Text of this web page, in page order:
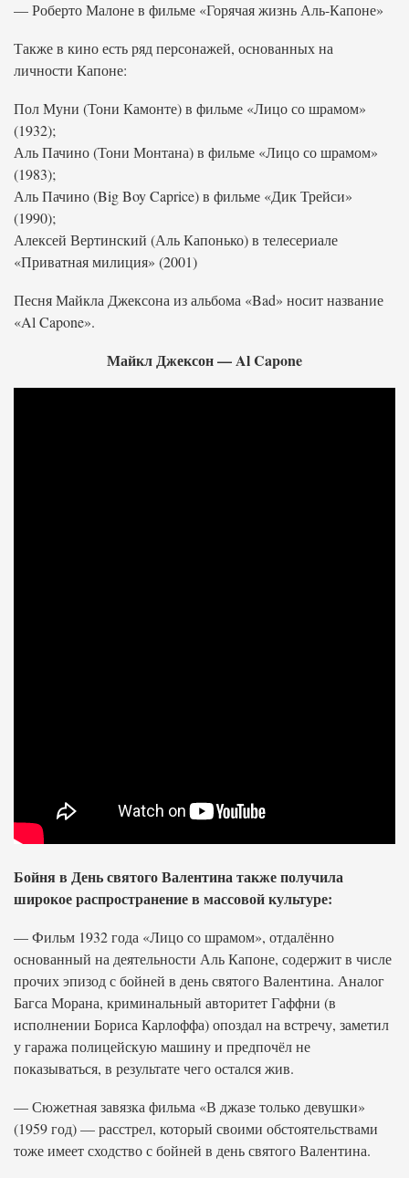
— Роберто Малоне в фильме «Горячая жизнь Аль-Капоне»
Также в кино есть ряд персонажей, основанных на
личности Капоне:
Пол Муни (Тони Камонте) в фильме «Лицо со шрамом»
(1932);
Аль Пачино (Тони Монтана) в фильме «Лицо со шрамом»
(1983);
Аль Пачино (Big Boy Caprice) в фильме «Дик Трейси»
(1990);
Алексей Вертинский (Аль Капонько) в телесериале
«Приватная милиция» (2001)
Песня Майкла Джексона из альбома «Bad» носит название
«Al Capone».
Майкл Джексон — Al Capone
Бойня в День святого Валентина также получила
широкое распространение в массовой культуре:
— Фильм 1932 года «Лицо со шрамом», отдалённо
основанный на деятельности Аль Капоне, содержит в числе
прочих эпизод с бойней в день святого Валентина. Аналог
Багса Морана, криминальный авторитет Гаффни (в
исполнении Бориса Карлоффа) опоздал на встречу, заметил
у гаража полицейскую машину и предпочёл не
показываться, в результате чего остался жив.
— Сюжетная завязка фильма «В джазе только девушки»
(1959 год) — расстрел, который своими обстоятельствами
тоже имеет сходство с бойней в день святого Валентина.